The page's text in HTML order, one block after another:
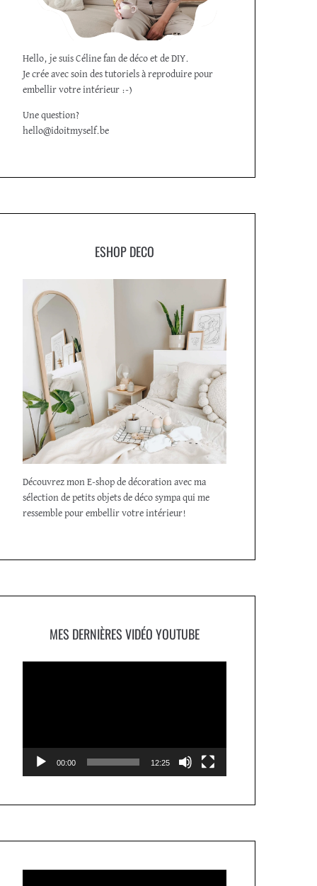
Hello, je suis Céline fan de déco et de DIY.
Je crée avec soin des tutoriels à reproduire pour
embellir votre intérieur :-)
Une question?
hello@idoitmyself.be
ESHOP DECO
Découvrez mon E-shop de décoration avec ma
sélection de petits objets de déco sympa qui me
ressemble pour embellir votre intérieur!
MES DERNIÈRES VIDÉO YOUTUBE
00:00 12:25